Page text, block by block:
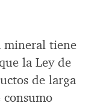
mineral tiene
la Ley de
de larga